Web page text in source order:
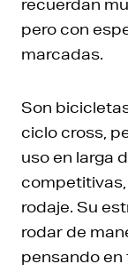
recuerdan
pero con
marcadas.
Son
ciclo cross,
uso en larga
rodaje. Su
rodar de
pensando en